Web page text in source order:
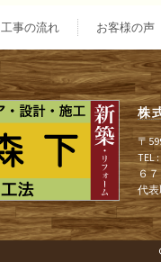
稿
ナ
ビ
ゲ
ー
工事の流れ お客様の声
株
〒
TEL
６
代